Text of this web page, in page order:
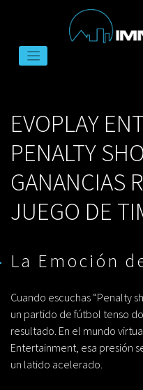
content
EVOPLAY
PENALTY
GANANCIAS
JUEGO DE
La Emoción
Cuando escuchas “Penalty
un partido de fútbol tenso
resultado. En el mundo
Entertainment, esa presión
un latido acelerado.